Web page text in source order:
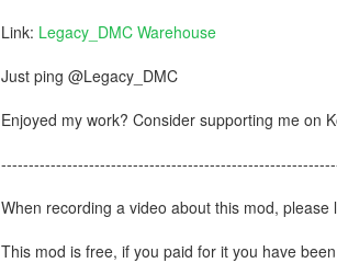
Link: Legacy_DMC Warehouse
Just ping @Legacy_DMC
Enjoyed my work? Consider supporting me on
When recording a video about this mod, please
This mod is free, if you paid for it you have